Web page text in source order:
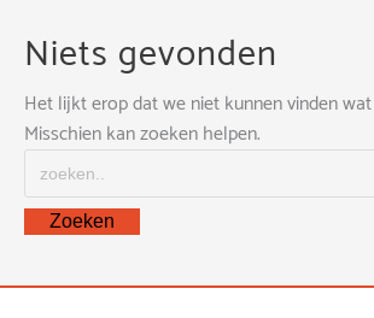
Niets gevonden
Het lijkt erop dat we niet kunnen vinden
Misschien kan zoeken helpen.